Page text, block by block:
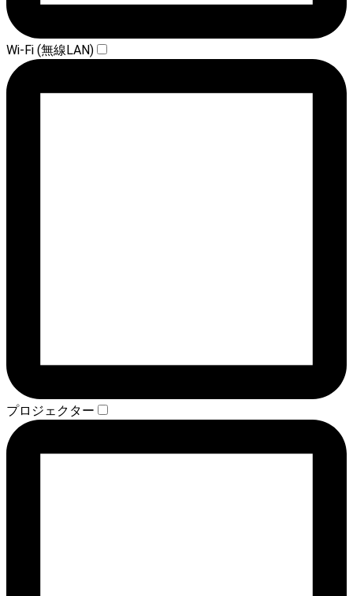
Wi-Fi (無線LAN)
プロジェクター